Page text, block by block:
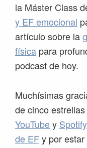
la Máster Class
y EF emocional
artículo sobre la
física para
podcast de hoy.
Muchísimas
de cinco estrellas
YouTubey Spotify
de EFy por